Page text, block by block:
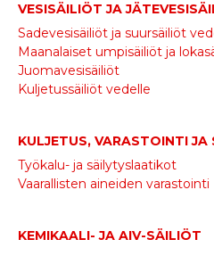
VESISÄILIÖT JA
Sadevesisäiliöt ja suursäiliöt
Maanalaiset umpisäiliöt ja
Juomavesisäiliöt
Kuljetussäiliöt vedelle
KULJETUS, VARASTOINTI JA
Työkalu- ja säilytyslaatikot
Vaarallisten aineiden varastointi
KEMIKAALI- JA AIV-SÄILIÖT